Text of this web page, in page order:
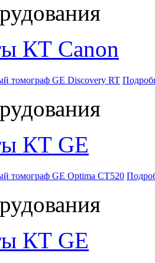
КТ Canon
томограф GE Discovery RT
КТ GE
томограф GE Optima CT520
КТ GE